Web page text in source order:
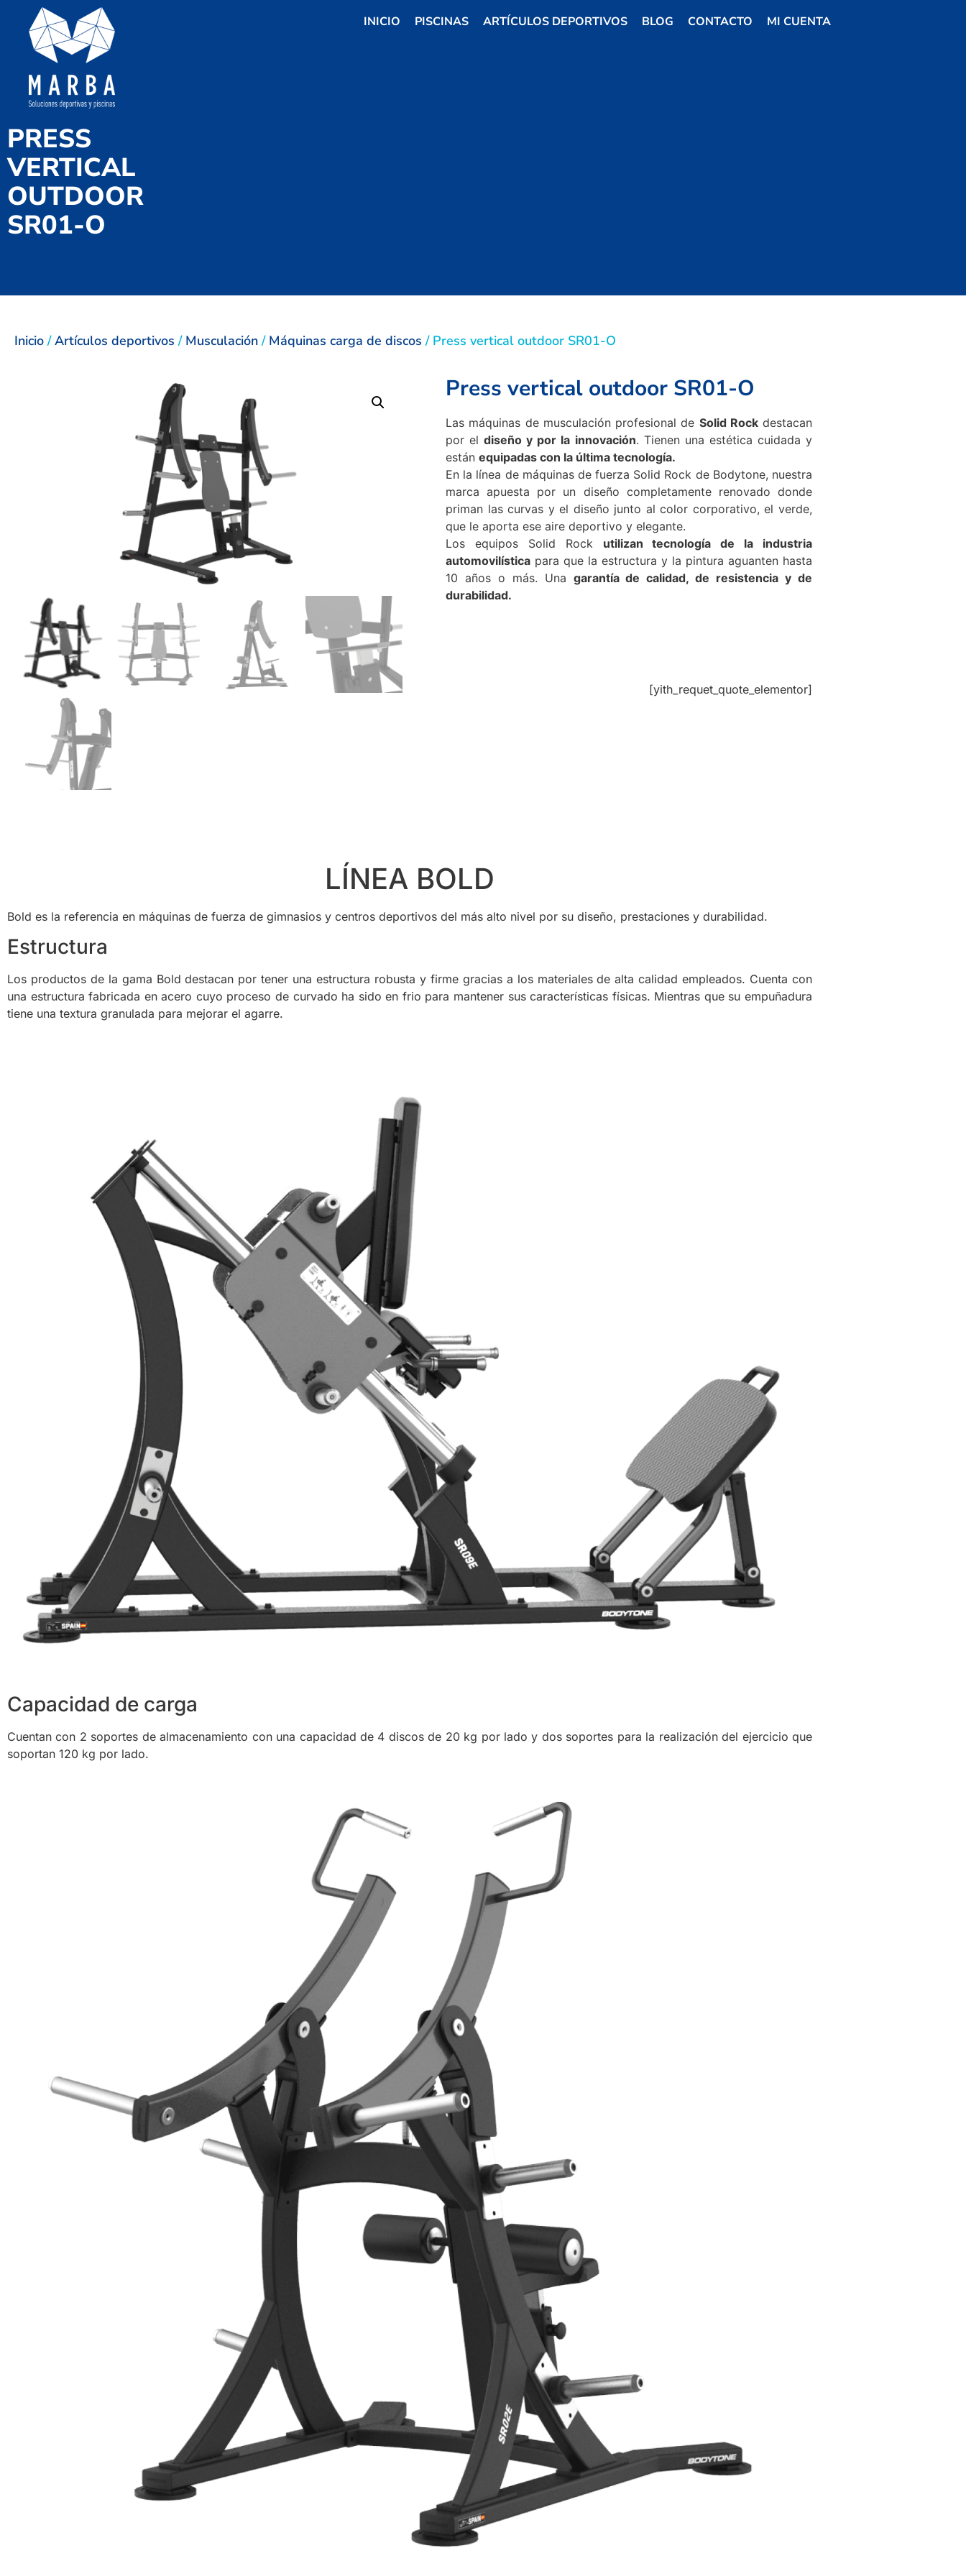
INICIO PISCINAS ARTÍCULOS DEPORTIVOS BLOG CONTACTO MI CUENTA
PRESS
VERTICAL
OUTDOOR
SR01-O
Inicio /Artículos deportivos / Musculación / Máquinas carga de discos / Press vertical outdoor SR01-O
Press vertical outdoor SR01-O
Las máquinas de musculación profesional de Solid Rockdestacan
por eldiseño y por la innovación. Tienen una estética cuidada y
están equipadas con la última tecnología.
En la línea de máquinas de fuerza Solid Rock de Bodytone, nuestra
marca apuesta por un diseño completamente renovado donde
priman las curvas y el diseño junto al color corporativo, el verde,
que le aporta ese aire deportivo y elegante.
Los equipos Solid Rock utilizan tecnología de la industria
automovilística para que la estructura y la pintura aguanten hasta
10 años o más. Una garantía de calidad, de resistencia y de
durabilidad.
[yith_requet_quote_elementor]
LÍNEA BOLD
Bold es la referencia en máquinas de fuerza de gimnasios y centros deportivos del más alto nivel por su diseño, prestaciones y durabilidad.
Estructura
Los productos de la gama Bold destacan por tener una estructura robusta y firme gracias a los materiales de alta calidad empleados. Cuenta con
una estructura fabricada en acero cuyo proceso de curvado ha sido en frio para mantener sus características físicas. Mientras que su empuñadura
tiene una textura granulada para mejorar el agarre.
Capacidad de carga
Cuentan con 2 soportes de almacenamiento con una capacidad de 4 discos de 20 kg por lado y dos soportes para la realización del ejercicio que
soportan 120 kg por lado.